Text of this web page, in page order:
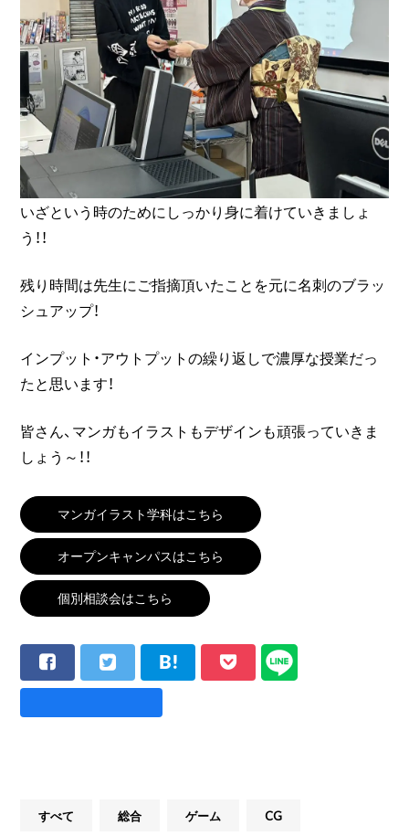
いざという時のためにしっかり身に着けていきましょ
う！！
残り時間は先生にご指摘頂いたことを元に名刺のブラッ
シュアップ！
インプット・アウトプットの繰り返しで濃厚な授業だっ
たと思います！
皆さん、マンガもイラストもデザインも頑張っていきま
しょう～！！
マンガイラスト学科はこちら
オープンキャンパスはこちら
個別相談会はこちら
すべて 総合 ゲーム CG